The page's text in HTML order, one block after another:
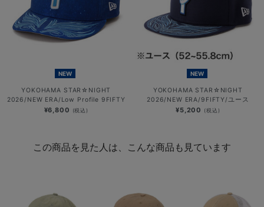
NEW
YOKOHAMA STAR☆NIGHT
2026/NEW ERA/Low Profile 9FIFTY
¥6,800 (税込)
NEW
YOKOHAMA STAR☆NIGHT
2026/NEW ERA/9FIFTY/ユース
¥5,200 (税込)
この商品を見た人は、こんな商品も見ています